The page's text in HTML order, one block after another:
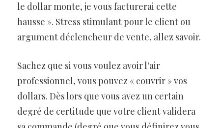
le dollar monte, je vous facturerai cette
hausse ». Stress stimulant pour le client ou
argument déclencheur de vente, allez savoir.
Sachez que si vous voulez avoir l’air
professionnel, vous pouvez « couvrir » vos
dollars. Dès lors que vous avez un certain
degré de certitude que votre client validera